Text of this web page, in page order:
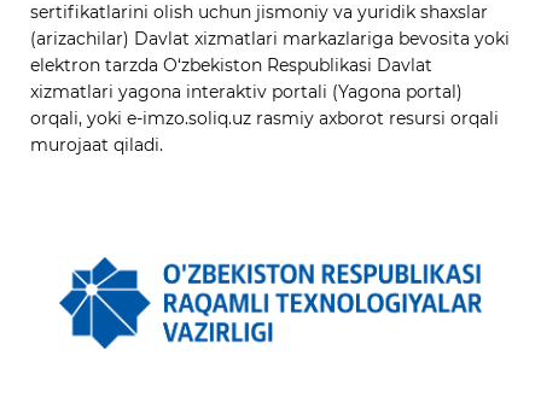
sertifikatlarini olish uchun jismoniy va yuridik shaxslar
(arizachilar) Davlat xizmatlari markazlariga bevosita yoki
elektron tarzda O‘zbekiston Respublikasi Davlat
xizmatlari yagona interaktiv portali (Yagona portal)
orqali, yoki e-imzo.soliq.uz rasmiy axborot resursi orqali
murojaat qiladi.